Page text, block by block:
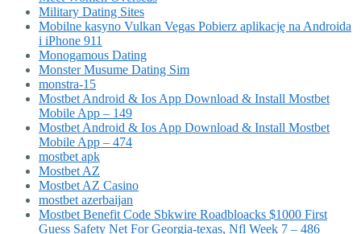
Military Dating Sites
Mobilne kasyno Vulkan Vegas Pobierz aplikację na Androida
i iPhone 911
Monogamous Dating
Monster Musume Dating Sim
monstra-15
Mostbet Android & Ios App Download & Install Mostbet
Mobile App – 149
Mostbet Android & Ios App Download & Install Mostbet
Mobile App – 474
mostbet apk
Mostbet AZ
Mostbet AZ Casino
mostbet azerbaijan
Mostbet Benefit Code Sbkwire Roadbloacks $1000 First
Guess Safety Net For Georgia-texas, Nfl Week 7 – 486